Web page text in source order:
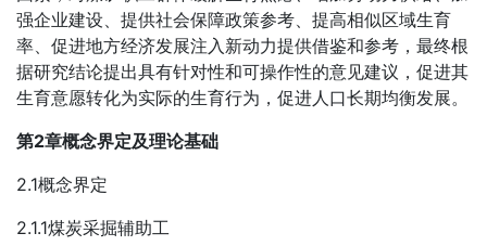
强企业建设、提供社会保障政策参考、提高相似区域生育
率、促进地方经济发展注入新动力提供借鉴和参考，最终根
据研究结论提出具有针对性和可操作性的意见建议，促进其
生育意愿转化为实际的生育行为，促进人口长期均衡发展。
第2章概念界定及理论基础
2.1概念界定
2.1.1煤炭采掘辅助工